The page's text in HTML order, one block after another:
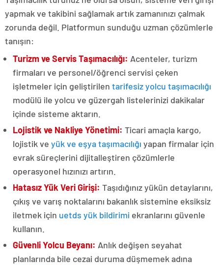
yapmak ve takibini sağlamak artık zamanınızı çalmak
zorunda değil. Platformun sunduğu uzman çözümlerle
tanışın:
Turizm ve Servis Taşımacılığı: Acenteler, turizm
firmaları ve personel/öğrenci servisi çeken
işletmeler için geliştirilen tarifesiz yolcu taşımacılığı
modülü ile yolcu ve güzergah listelerinizi dakikalar
içinde sisteme aktarın.
Lojistik ve Nakliye Yönetimi: Ticari amaçla kargo,
lojistik ve yük ve eşya taşımacılığı yapan firmalar için
evrak süreçlerini dijitalleştiren çözümlerle
operasyonel hızınızı artırın.
Hatasız Yük Veri Girişi: Taşıdığınız yükün detaylarını,
çıkış ve varış noktalarını bakanlık sistemine eksiksiz
iletmek için uetds yük bildirimi ekranlarını güvenle
kullanın.
Güvenli Yolcu Beyanı: Anlık değişen seyahat
planlarında bile cezai duruma düşmemek adına